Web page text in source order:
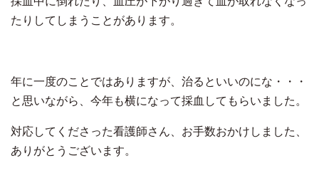
たりしてしまうことがあります。
年に一度のことではありますが、治るといいのにな・・・
と思いながら、今年も横になって採血してもらいました。
対応してくださった看護師さん、お手数おかけしました、
ありがとうございます。